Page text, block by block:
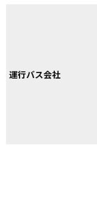
運行バス会社